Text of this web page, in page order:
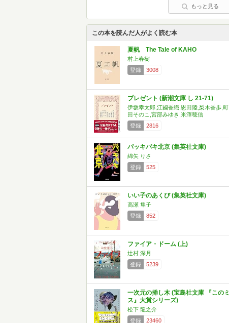
もっと見る
この本を読んだ人がよく読む本
夏帆 The Tale of KAHO
村上春樹
登録
3008
プレゼント (新潮文庫 し 21-71)
伊坂幸太郎,江國香織,恩田陸,梨木香歩,町
田そのこ,宮部みゆき,米澤穂信
登録
2816
パッキパキ北京 (集英社文庫)
綿矢 りさ
登録
525
いい子のあくび (集英社文庫)
高瀬 隼子
登録
852
ファイア・ドーム (上)
辻村 深月
登録
5239
一次元の挿し木 (宝島社文庫 『このミ
ス』大賞シリーズ)
松下 龍之介
登録
23460